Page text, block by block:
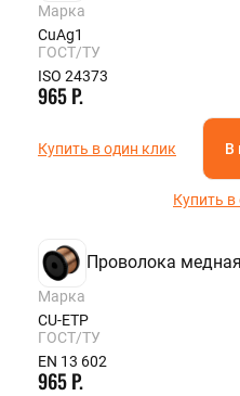
Марка
CuAg1
ГОСТ/ТУ
ISO 24373
965 Р.
Купить в один клик В
Купить в
Проволока медная
Марка
CU-ETP
ГОСТ/ТУ
EN 13 602
965 Р.